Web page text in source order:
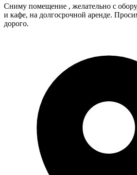
Сниму помещение , желательно с
и кафе, на долгосрочной аренде.
дорого.